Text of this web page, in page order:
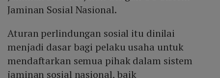
Jaminan Sosial Nasional.
Aturan perlindungan sosial itu dinilai
menjadi dasar bagi pelaku usaha untuk
mendaftarkan semua pihak dalam sistem
jaminan sosial nasional, baik